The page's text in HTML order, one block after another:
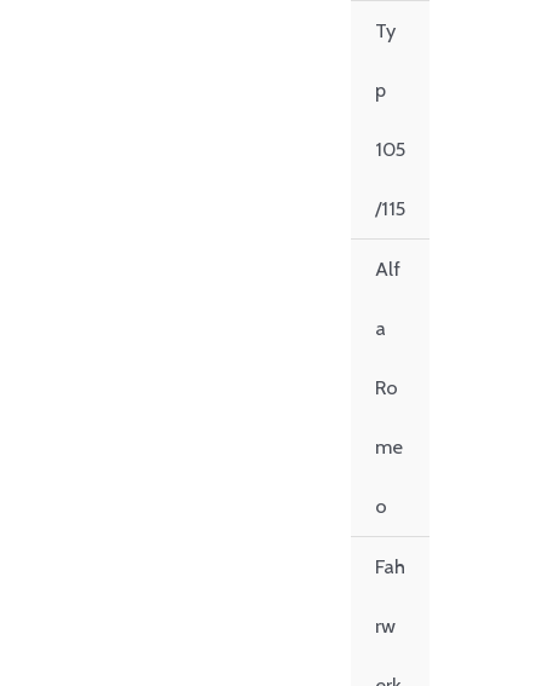
Ty
p
105
/115
Alf
a
Ro
me
o
Fah
rw